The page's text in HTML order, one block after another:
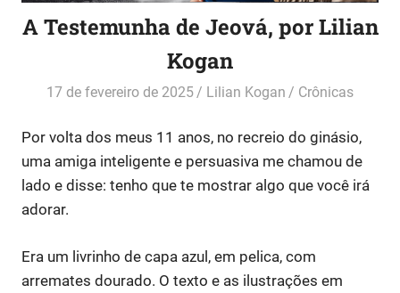
A Testemunha de Jeová, por Lilian
Kogan
17 de fevereiro de 2025 Lilian Kogan Crônicas
Por volta dos meus 11 anos, no recreio do ginásio,
uma amiga inteligente e persuasiva me chamou de
lado e disse: tenho que te mostrar algo que você irá
adorar.
Era um livrinho de capa azul, em pelica, com
arremates dourado. O texto e as ilustrações em